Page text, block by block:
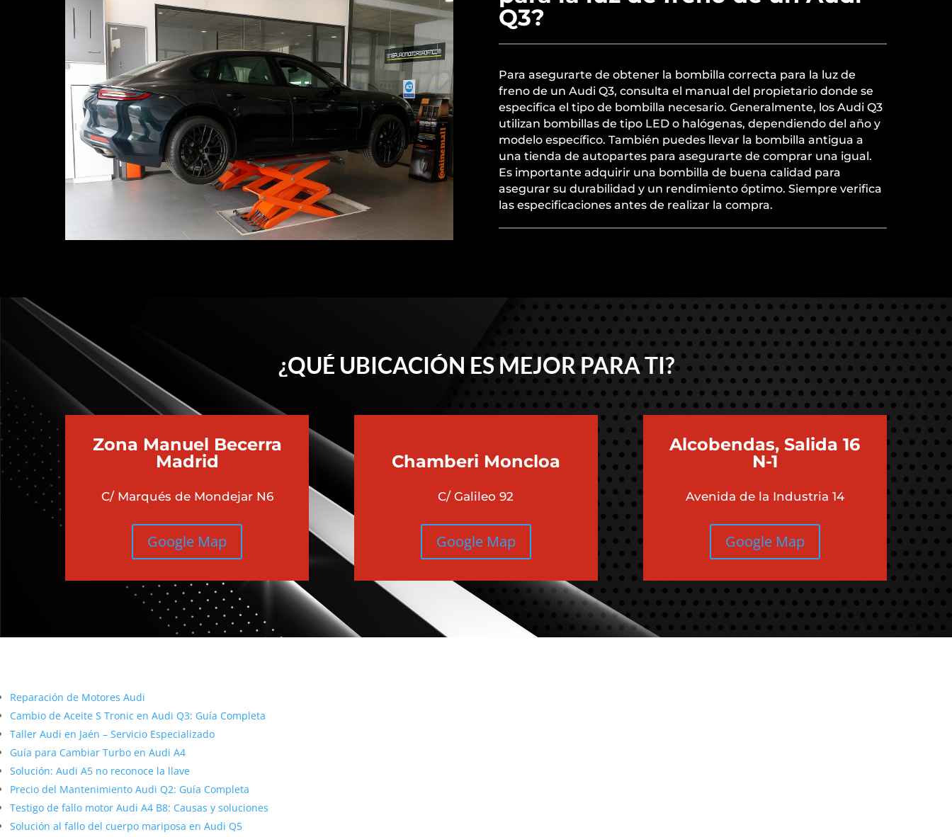
Q3?
Para asegurarte de obtener la bombilla correcta para la luz de
freno de un Audi Q3, consulta el manual del propietario donde se
especifica el tipo de bombilla necesario. Generalmente, los Audi Q3
utilizan bombillas de tipo LED o halógenas, dependiendo del año y
modelo específico. También puedes llevar la bombilla antigua a
una tienda de autopartes para asegurarte de comprar una igual.
Es importante adquirir una bombilla de buena calidad para
asegurar su durabilidad y un rendimiento óptimo. Siempre verifica
las especificaciones antes de realizar la compra.
¿QUÉ UBICACIÓN ES MEJOR PARA TI?
Zona Manuel Becerra
Madrid
C/ Marqués de Mondejar N6
Google Map
Chamberi Moncloa
C/ Galileo 92
Google Map
Alcobendas, Salida 16
N-1
Avenida de la Industria 14
Google Map
Reparación de Motores Audi
Cambio de Aceite S Tronic en Audi Q3: Guía Completa
Taller Audi en Jaén – Servicio Especializado
Guía para Cambiar Turbo en Audi A4
Solución: Audi A5 no reconoce la llave
Precio del Mantenimiento Audi Q2: Guía Completa
Testigo de fallo motor Audi A4 B8: Causas y soluciones
Solución al fallo del cuerpo mariposa en Audi Q5